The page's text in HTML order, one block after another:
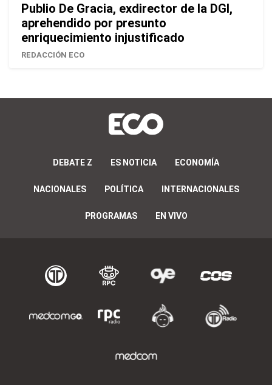
Publio De Gracia, exdirector de la DGI,
aprehendido por presunto
enriquecimiento injustificado
REDACCIÓN ECO
DEBATE Z ES NOTICIA ECONOMÍA
NACIONALES POLÍTICA INTERNACIONALES
PROGRAMAS EN VIVO